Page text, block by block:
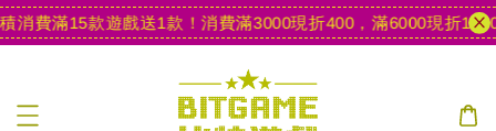
費滿15款遊戲送1款！ 消費滿3000現折400，滿6000現折1000